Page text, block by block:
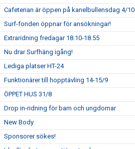
Cafeterian är öppen på kanelbullensdag 4/10
Surf-fonden öppnar för ansökningar!
Extraridning fredagar 18.10-18.55
Nu drar Surfhäng igång!
Lediga platser HT-24
Funktionärer till hopptävling 14-15/9
ÖPPET HUS 31/8
Drop in-ridning för barn och ungdomar
New Body
Sponsorer sökes!